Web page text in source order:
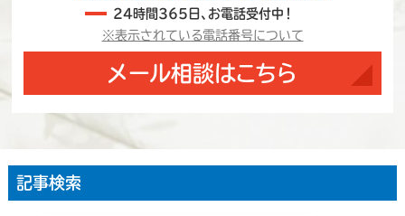
24時間365日、お電話受付中！
※表示されている電話番号について
メール相談はこちら
記事検索